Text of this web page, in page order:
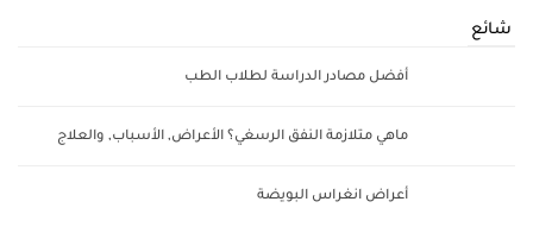
شائع
أفضل مصادر الدراسة لطلاب الطب
ماهي متلازمة النفق الرسغي؟ الأعراض, الأسباب, والعلاج
أعراض انغراس البويضة